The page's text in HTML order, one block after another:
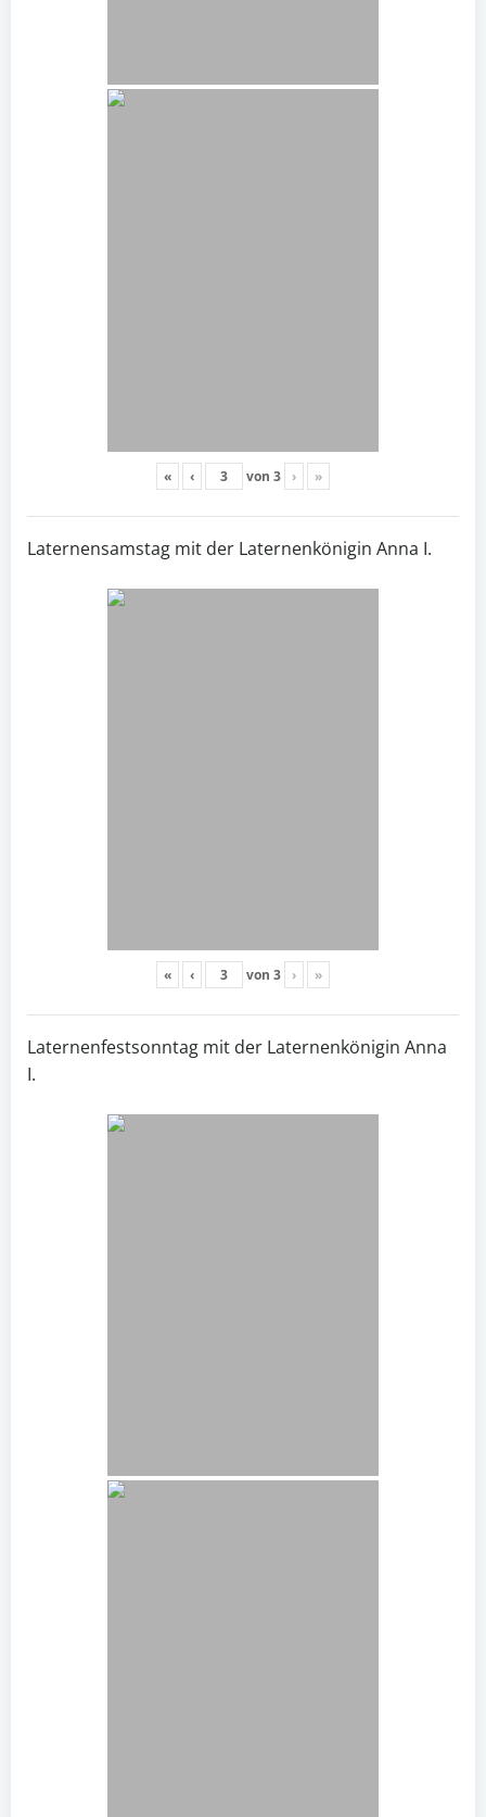
« ‹ von 3 › »
Laternensamstag mit der Laternenkönigin Anna I.
« ‹ von 3 › »
Laternenfestsonntag mit der Laternenkönigin Anna
I.